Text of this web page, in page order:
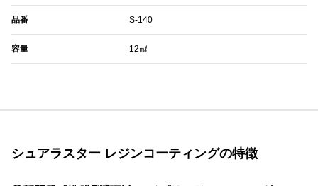
品番 S-140
容量 12㎖
シュアラスター レジンコーティングの特徴